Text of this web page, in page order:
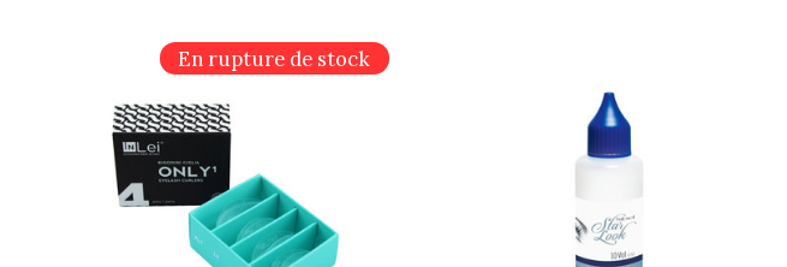
En rupture de stock